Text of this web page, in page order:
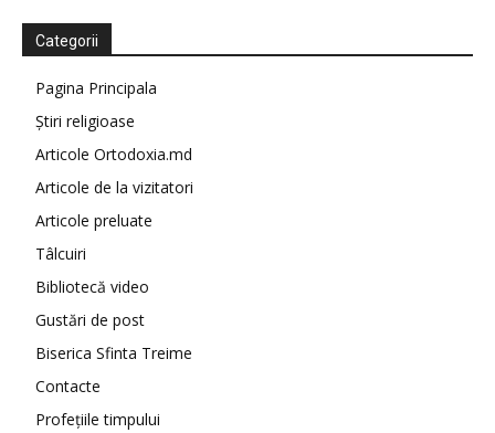
Categorii
Pagina Principala
Știri religioase
Articole Ortodoxia.md
Articole de la vizitatori
Articole preluate
Tâlcuiri
Bibliotecă video
Gustări de post
Biserica Sfinta Treime
Contacte
Profețiile timpului